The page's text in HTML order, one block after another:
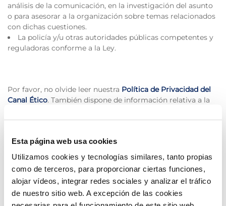
Esta página web usa cookies
Utilizamos cookies y tecnologías similares, tanto propias
como de terceros, para proporcionar ciertas funciones,
alojar vídeos, integrar redes sociales y analizar el tráfico
de nuestro sitio web. A excepción de las cookies
análisis de la comunicación, en la investigación del asunto
o para asesorar a la organización sobre temas relacionados
con dichas cuestiones.
La policía y/u otras autoridades públicas competentes y
reguladoras conforme a la Ley.
Por favor, no olvide leer nuestra Política de Privacidad del
Canal Ético. También dispone de información relativa a la
Funcionamiento del Canal Ético.
Descargas